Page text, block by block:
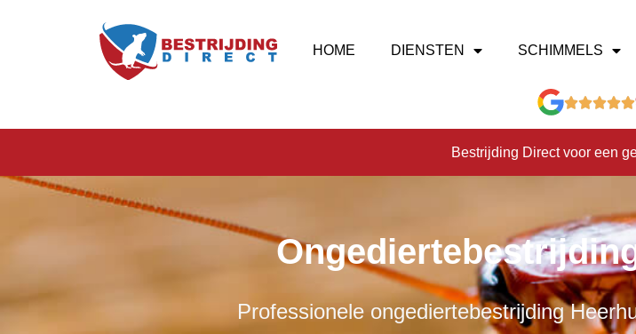
HOME DIENSTEN SCHIMMELS
Bestrijding Direct voor een
Professionele ongediertebestrijding